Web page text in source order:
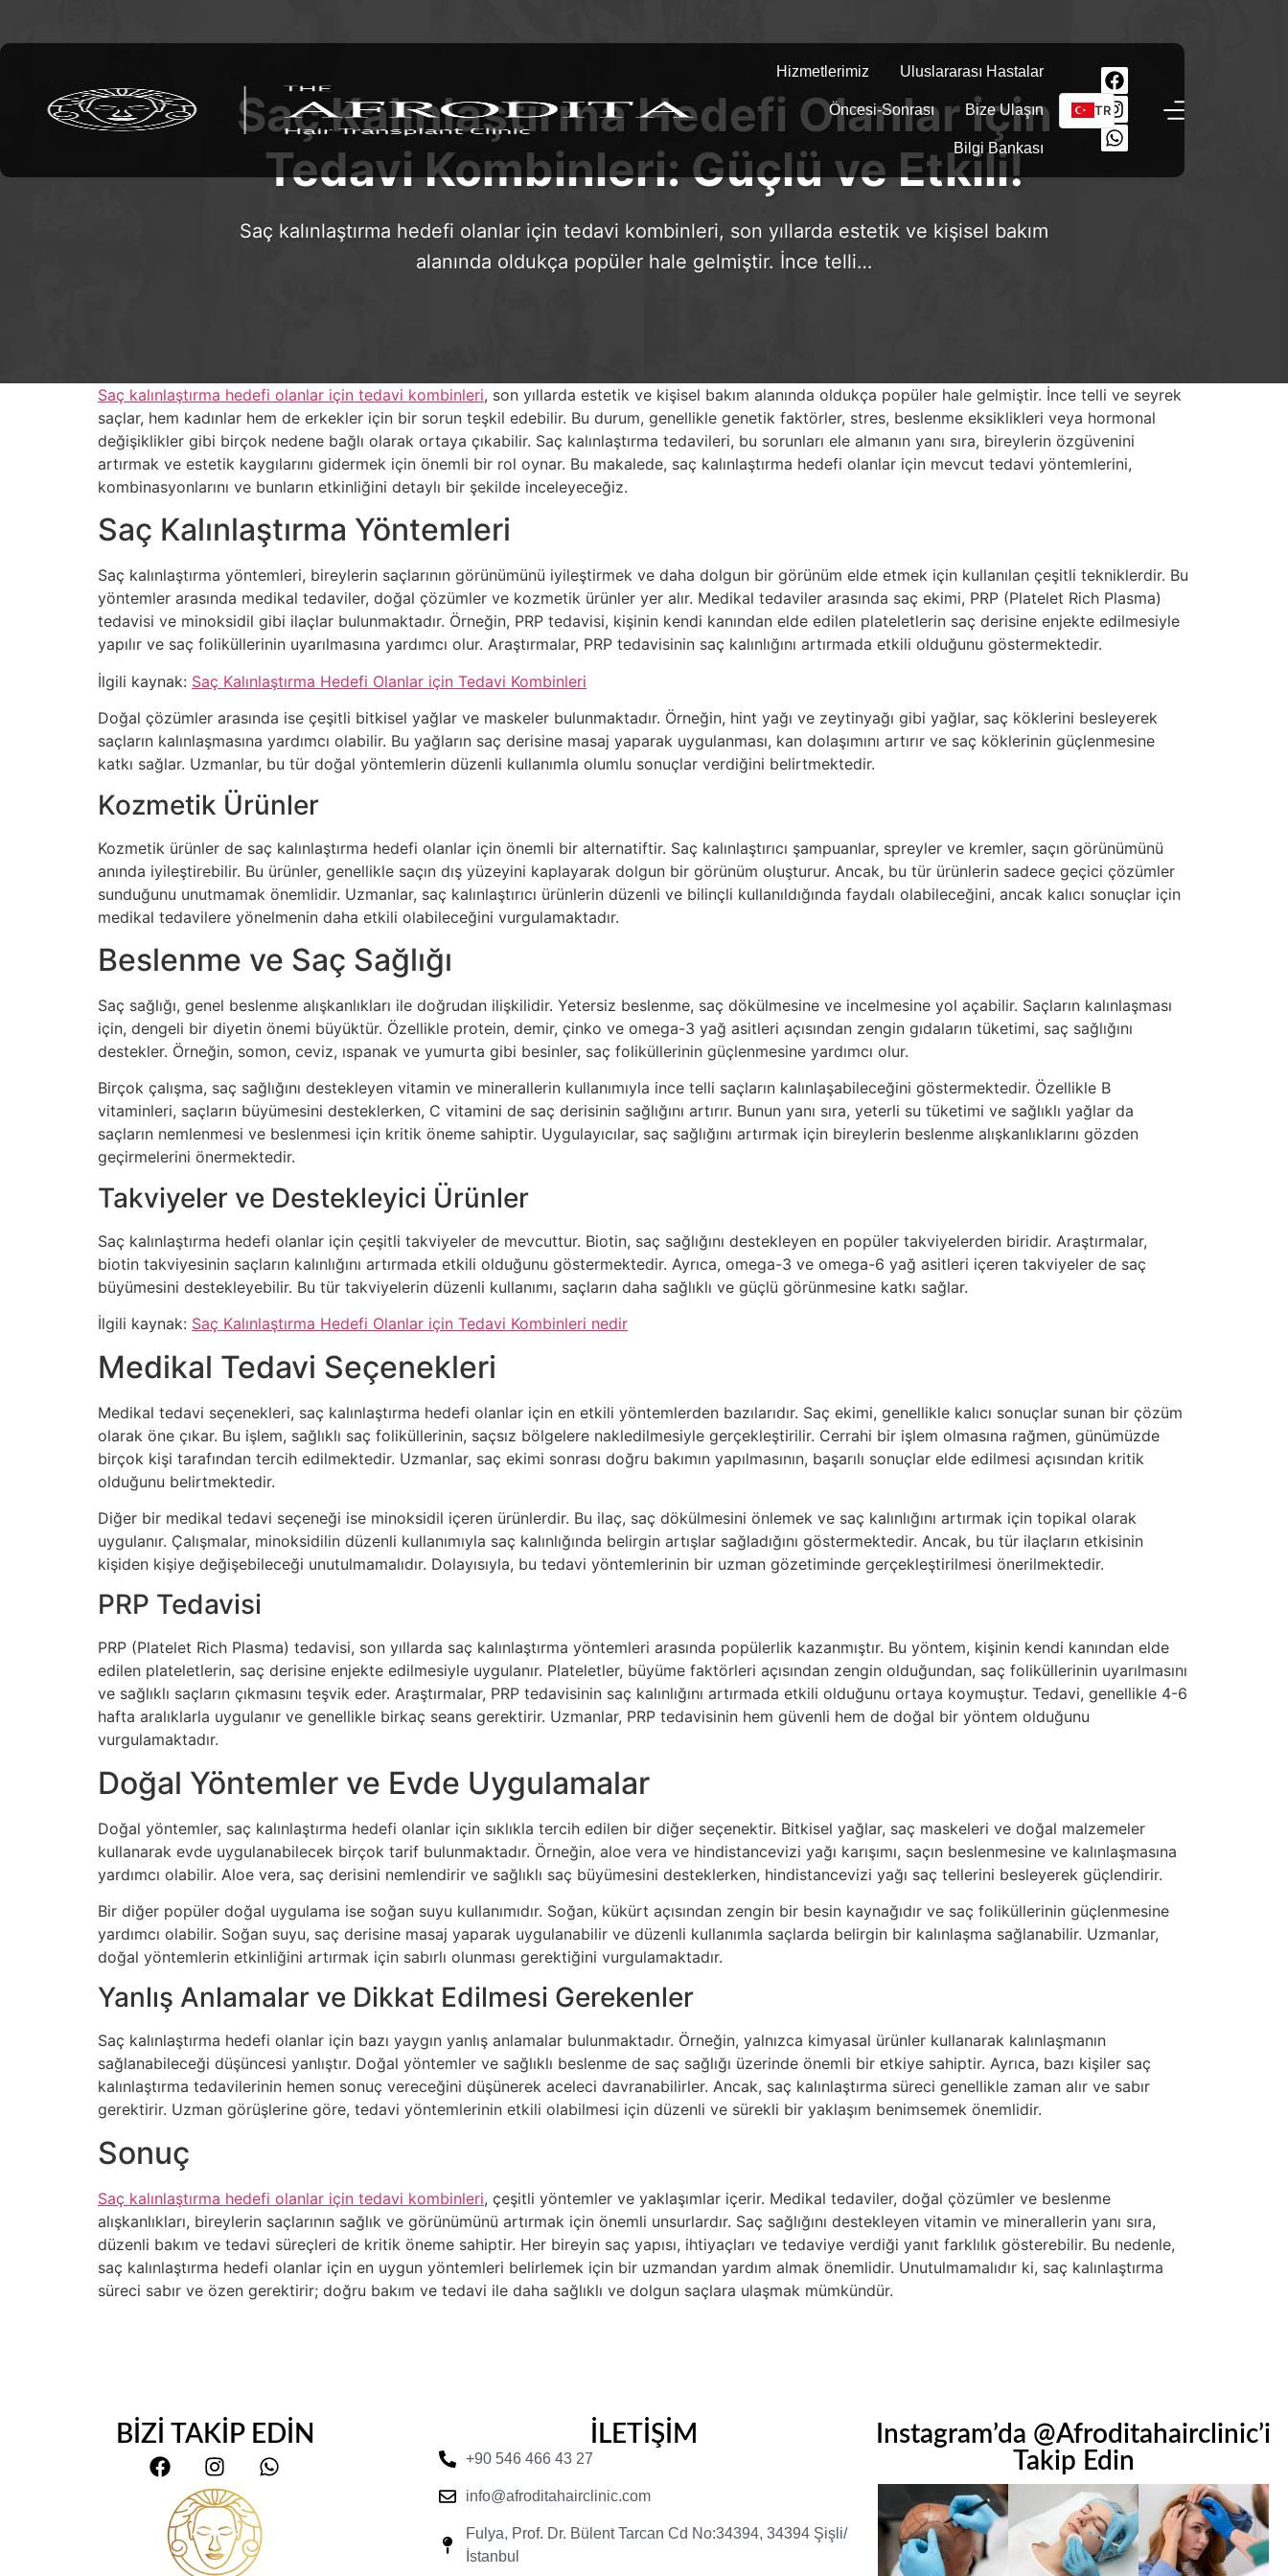
Hizmetlerimiz Uluslararası Hastalar
Öncesi-Sonrası Bize Ulaşın
Bilgi Bankası
TR
Saç Kalınlaştırma Hedefi Olanlar için
Tedavi Kombinleri: Güçlü ve Etkili!
Saç kalınlaştırma hedefi olanlar için tedavi kombinleri, son yıllarda estetik ve kişisel bakım
alanında oldukça popüler hale gelmiştir. İnce telli…
Saç kalınlaştırma hedefi olanlar için tedavi kombinleri, son yıllarda estetik ve kişisel bakım alanında oldukça popüler hale gelmiştir. İnce telli ve seyrek
saçlar, hem kadınlar hem de erkekler için bir sorun teşkil edebilir. Bu durum, genellikle genetik faktörler, stres, beslenme eksiklikleri veya hormonal
değişiklikler gibi birçok nedene bağlı olarak ortaya çıkabilir. Saç kalınlaştırma tedavileri, bu sorunları ele almanın yanı sıra, bireylerin özgüvenini
artırmak ve estetik kaygılarını gidermek için önemli bir rol oynar. Bu makalede, saç kalınlaştırma hedefi olanlar için mevcut tedavi yöntemlerini,
kombinasyonlarını ve bunların etkinliğini detaylı bir şekilde inceleyeceğiz.
Saç Kalınlaştırma Yöntemleri
Saç kalınlaştırma yöntemleri, bireylerin saçlarının görünümünü iyileştirmek ve daha dolgun bir görünüm elde etmek için kullanılan çeşitli tekniklerdir. Bu
yöntemler arasında medikal tedaviler, doğal çözümler ve kozmetik ürünler yer alır. Medikal tedaviler arasında saç ekimi, PRP (Platelet Rich Plasma)
tedavisi ve minoksidil gibi ilaçlar bulunmaktadır. Örneğin, PRP tedavisi, kişinin kendi kanından elde edilen plateletlerin saç derisine enjekte edilmesiyle
yapılır ve saç foliküllerinin uyarılmasına yardımcı olur. Araştırmalar, PRP tedavisinin saç kalınlığını artırmada etkili olduğunu göstermektedir.
İlgili kaynak: Saç Kalınlaştırma Hedefi Olanlar için Tedavi Kombinleri
Doğal çözümler arasında ise çeşitli bitkisel yağlar ve maskeler bulunmaktadır. Örneğin, hint yağı ve zeytinyağı gibi yağlar, saç köklerini besleyerek
saçların kalınlaşmasına yardımcı olabilir. Bu yağların saç derisine masaj yaparak uygulanması, kan dolaşımını artırır ve saç köklerinin güçlenmesine
katkı sağlar. Uzmanlar, bu tür doğal yöntemlerin düzenli kullanımla olumlu sonuçlar verdiğini belirtmektedir.
Kozmetik Ürünler
Kozmetik ürünler de saç kalınlaştırma hedefi olanlar için önemli bir alternatiftir. Saç kalınlaştırıcı şampuanlar, spreyler ve kremler, saçın görünümünü
anında iyileştirebilir. Bu ürünler, genellikle saçın dış yüzeyini kaplayarak dolgun bir görünüm oluşturur. Ancak, bu tür ürünlerin sadece geçici çözümler
sunduğunu unutmamak önemlidir. Uzmanlar, saç kalınlaştırıcı ürünlerin düzenli ve bilinçli kullanıldığında faydalı olabileceğini, ancak kalıcı sonuçlar için
medikal tedavilere yönelmenin daha etkili olabileceğini vurgulamaktadır.
Beslenme ve Saç Sağlığı
Saç sağlığı, genel beslenme alışkanlıkları ile doğrudan ilişkilidir. Yetersiz beslenme, saç dökülmesine ve incelmesine yol açabilir. Saçların kalınlaşması
için, dengeli bir diyetin önemi büyüktür. Özellikle protein, demir, çinko ve omega-3 yağ asitleri açısından zengin gıdaların tüketimi, saç sağlığını
destekler. Örneğin, somon, ceviz, ıspanak ve yumurta gibi besinler, saç foliküllerinin güçlenmesine yardımcı olur.
Birçok çalışma, saç sağlığını destekleyen vitamin ve minerallerin kullanımıyla ince telli saçların kalınlaşabileceğini göstermektedir. Özellikle B
vitaminleri, saçların büyümesini desteklerken, C vitamini de saç derisinin sağlığını artırır. Bunun yanı sıra, yeterli su tüketimi ve sağlıklı yağlar da
saçların nemlenmesi ve beslenmesi için kritik öneme sahiptir. Uygulayıcılar, saç sağlığını artırmak için bireylerin beslenme alışkanlıklarını gözden
geçirmelerini önermektedir.
Takviyeler ve Destekleyici Ürünler
Saç kalınlaştırma hedefi olanlar için çeşitli takviyeler de mevcuttur. Biotin, saç sağlığını destekleyen en popüler takviyelerden biridir. Araştırmalar,
biotin takviyesinin saçların kalınlığını artırmada etkili olduğunu göstermektedir. Ayrıca, omega-3 ve omega-6 yağ asitleri içeren takviyeler de saç
büyümesini destekleyebilir. Bu tür takviyelerin düzenli kullanımı, saçların daha sağlıklı ve güçlü görünmesine katkı sağlar.
İlgili kaynak: Saç Kalınlaştırma Hedefi Olanlar için Tedavi Kombinleri nedir
Medikal Tedavi Seçenekleri
Medikal tedavi seçenekleri, saç kalınlaştırma hedefi olanlar için en etkili yöntemlerden bazılarıdır. Saç ekimi, genellikle kalıcı sonuçlar sunan bir çözüm
olarak öne çıkar. Bu işlem, sağlıklı saç foliküllerinin, saçsız bölgelere nakledilmesiyle gerçekleştirilir. Cerrahi bir işlem olmasına rağmen, günümüzde
birçok kişi tarafından tercih edilmektedir. Uzmanlar, saç ekimi sonrası doğru bakımın yapılmasının, başarılı sonuçlar elde edilmesi açısından kritik
olduğunu belirtmektedir.
Diğer bir medikal tedavi seçeneği ise minoksidil içeren ürünlerdir. Bu ilaç, saç dökülmesini önlemek ve saç kalınlığını artırmak için topikal olarak
uygulanır. Çalışmalar, minoksidilin düzenli kullanımıyla saç kalınlığında belirgin artışlar sağladığını göstermektedir. Ancak, bu tür ilaçların etkisinin
kişiden kişiye değişebileceği unutulmamalıdır. Dolayısıyla, bu tedavi yöntemlerinin bir uzman gözetiminde gerçekleştirilmesi önerilmektedir.
PRP Tedavisi
PRP (Platelet Rich Plasma) tedavisi, son yıllarda saç kalınlaştırma yöntemleri arasında popülerlik kazanmıştır. Bu yöntem, kişinin kendi kanından elde
edilen plateletlerin, saç derisine enjekte edilmesiyle uygulanır. Plateletler, büyüme faktörleri açısından zengin olduğundan, saç foliküllerinin uyarılmasını
ve sağlıklı saçların çıkmasını teşvik eder. Araştırmalar, PRP tedavisinin saç kalınlığını artırmada etkili olduğunu ortaya koymuştur. Tedavi, genellikle 4-6
hafta aralıklarla uygulanır ve genellikle birkaç seans gerektirir. Uzmanlar, PRP tedavisinin hem güvenli hem de doğal bir yöntem olduğunu
vurgulamaktadır.
Doğal Yöntemler ve Evde Uygulamalar
Doğal yöntemler, saç kalınlaştırma hedefi olanlar için sıklıkla tercih edilen bir diğer seçenektir. Bitkisel yağlar, saç maskeleri ve doğal malzemeler
kullanarak evde uygulanabilecek birçok tarif bulunmaktadır. Örneğin, aloe vera ve hindistancevizi yağı karışımı, saçın beslenmesine ve kalınlaşmasına
yardımcı olabilir. Aloe vera, saç derisini nemlendirir ve sağlıklı saç büyümesini desteklerken, hindistancevizi yağı saç tellerini besleyerek güçlendirir.
Bir diğer popüler doğal uygulama ise soğan suyu kullanımıdır. Soğan, kükürt açısından zengin bir besin kaynağıdır ve saç foliküllerinin güçlenmesine
yardımcı olabilir. Soğan suyu, saç derisine masaj yaparak uygulanabilir ve düzenli kullanımla saçlarda belirgin bir kalınlaşma sağlanabilir. Uzmanlar,
doğal yöntemlerin etkinliğini artırmak için sabırlı olunması gerektiğini vurgulamaktadır.
Yanlış Anlamalar ve Dikkat Edilmesi Gerekenler
Saç kalınlaştırma hedefi olanlar için bazı yaygın yanlış anlamalar bulunmaktadır. Örneğin, yalnızca kimyasal ürünler kullanarak kalınlaşmanın
sağlanabileceği düşüncesi yanlıştır. Doğal yöntemler ve sağlıklı beslenme de saç sağlığı üzerinde önemli bir etkiye sahiptir. Ayrıca, bazı kişiler saç
kalınlaştırma tedavilerinin hemen sonuç vereceğini düşünerek aceleci davranabilirler. Ancak, saç kalınlaştırma süreci genellikle zaman alır ve sabır
gerektirir. Uzman görüşlerine göre, tedavi yöntemlerinin etkili olabilmesi için düzenli ve sürekli bir yaklaşım benimsemek önemlidir.
Sonuç
Saç kalınlaştırma hedefi olanlar için tedavi kombinleri, çeşitli yöntemler ve yaklaşımlar içerir. Medikal tedaviler, doğal çözümler ve beslenme
alışkanlıkları, bireylerin saçlarının sağlık ve görünümünü artırmak için önemli unsurlardır. Saç sağlığını destekleyen vitamin ve minerallerin yanı sıra,
düzenli bakım ve tedavi süreçleri de kritik öneme sahiptir. Her bireyin saç yapısı, ihtiyaçları ve tedaviye verdiği yanıt farklılık gösterebilir. Bu nedenle,
saç kalınlaştırma hedefi olanlar için en uygun yöntemleri belirlemek için bir uzmandan yardım almak önemlidir. Unutulmamalıdır ki, saç kalınlaştırma
süreci sabır ve özen gerektirir; doğru bakım ve tedavi ile daha sağlıklı ve dolgun saçlara ulaşmak mümkündür.
BİZİ TAKİP EDİN İLETİŞİM
+90 546 466 43 27
info@afroditahairclinic.com
Fulya, Prof. Dr. Bülent Tarcan Cd No:34394, 34394 Şişli/
İstanbul
Instagram’da @Afroditahairclinic’i
Takip Edin